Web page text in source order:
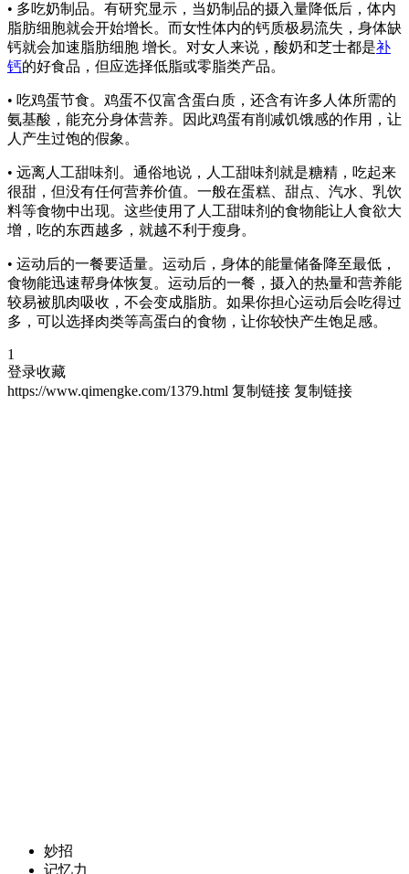
• 多吃奶制品。有研究显示，当奶制品的摄入量降低后，体内
脂肪细胞就会开始增长。而女性体内的钙质极易流失，身体缺
钙就会加速脂肪细胞 增长。对女人来说，酸奶和芝士都是补
钙的好食品，但应选择低脂或零脂类产品。
• 吃鸡蛋节食。鸡蛋不仅富含蛋白质，还含有许多人体所需的
氨基酸，能充分身体营养。因此鸡蛋有削减饥饿感的作用，让
人产生过饱的假象。
• 远离人工甜味剂。通俗地说，人工甜味剂就是糖精，吃起来
很甜，但没有任何营养价值。一般在蛋糕、甜点、汽水、乳饮
料等食物中出现。这些使用了人工甜味剂的食物能让人食欲大
增，吃的东西越多，就越不利于瘦身。
• 运动后的一餐要适量。运动后，身体的能量储备降至最低，
食物能迅速帮身体恢复。运动后的一餐，摄入的热量和营养能
较易被肌肉吸收，不会变成脂肪。如果你担心运动后会吃得过
多，可以选择肉类等高蛋白的食物，让你较快产生饱足感。
1
登录收藏
https://www.qimengke.com/1379.html 复制链接 复制链接
妙招
记忆力